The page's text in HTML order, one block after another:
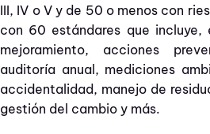
III, IV o V y de 50 o menos con
con 60 estándares que incluye,
mejoramiento, acciones
auditoría anual, mediciones
accidentalidad, manejo de
gestión del cambio y más.